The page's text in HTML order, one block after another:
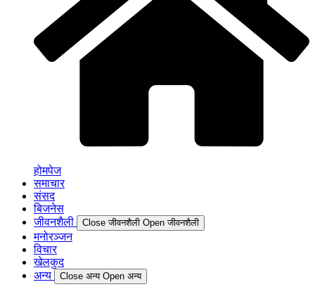
होमपेज
समाचार
संसद
बिजनेस
जीवनशैली
Close जीवनशैली Open जीवनशैली
मनोरञ्जन
विचार
खेलकुद
अन्य
Close अन्य Open अन्य